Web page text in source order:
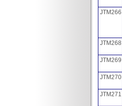
JTM266
JTM268
JTM269
JTM270
JTM271